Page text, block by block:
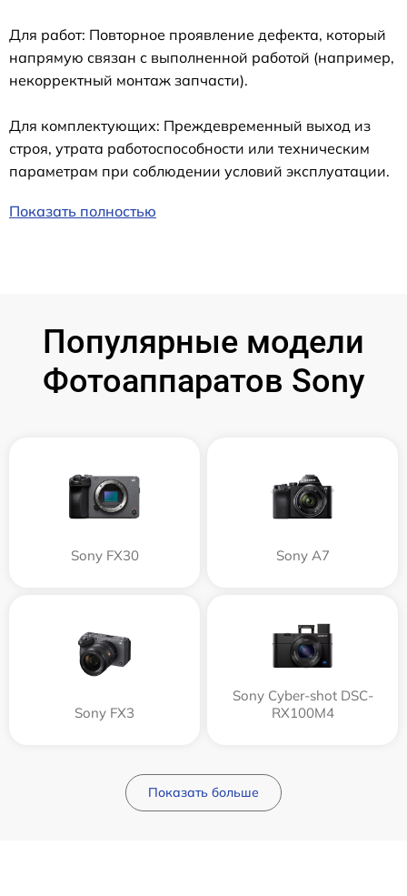
Для работ: Повторное проявление дефекта, который
напрямую связан с выполненной работой (например,
некорректный монтаж запчасти).
Для комплектующих: Преждевременный выход из
строя, утрата работоспособности или техническим
параметрам при соблюдении условий эксплуатации.
Показать полностью
Популярные модели
Фотоаппаратов Sony
Sony FX30 Sony A7
Sony FX3
Sony Cyber-shot DSC-
RX100M4
Показать больше